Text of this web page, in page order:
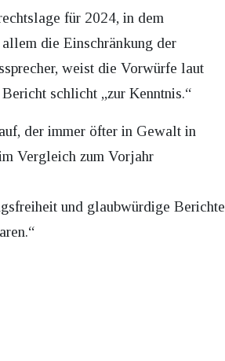
für 2024, in dem
die Einschränkung der
weist die Vorwürfe laut
schlicht „zur Kenntnis.“
der immer öfter in Gewalt in
Vergleich zum Vorjahr
und glaubwürdige Berichte